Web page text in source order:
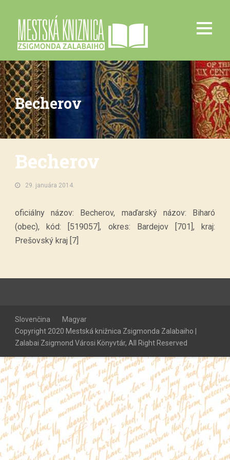
Becherov
Becherov
29. januára 2014.
oficiálny názov: Becherov, maďarský názov: Biharó
(obec), kód: [519057], okres: Bardejov [701], kraj:
Prešovský kraj [7]
Slovenčina
Magyar
Copyright 2020 Mestská knižnica Zsigmonda Zalabaiho |
Zalabai Zsigmond Városi Könyvtár, All Right Reserved